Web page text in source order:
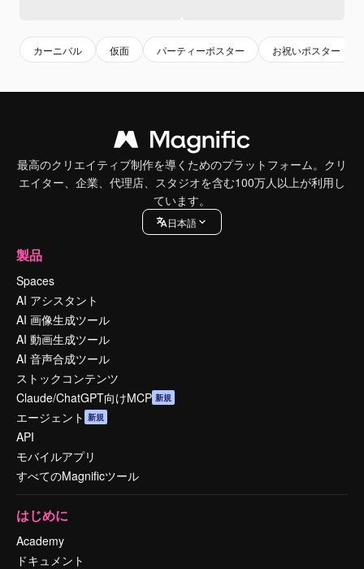
カーニバル 仮面 パーティーポスター お祝いポスター
最高のクリエイティブ制作を導くためのプラットフォーム。クリ
エイター、企業、代理店、スタジオを含む100万人以上が利用し
ています。
日本語
製品
Spaces
AI アシスタント
AI 画像生成ツール
AI 動画生成ツール
AI 音声合成ツール
ストックコンテンツ
Claude/ChatGPT向けMCP 新規
エージェント 新規
API
モバイルアプリ
すべてのMagnificツール
はじめに
Academy
ドキュメント